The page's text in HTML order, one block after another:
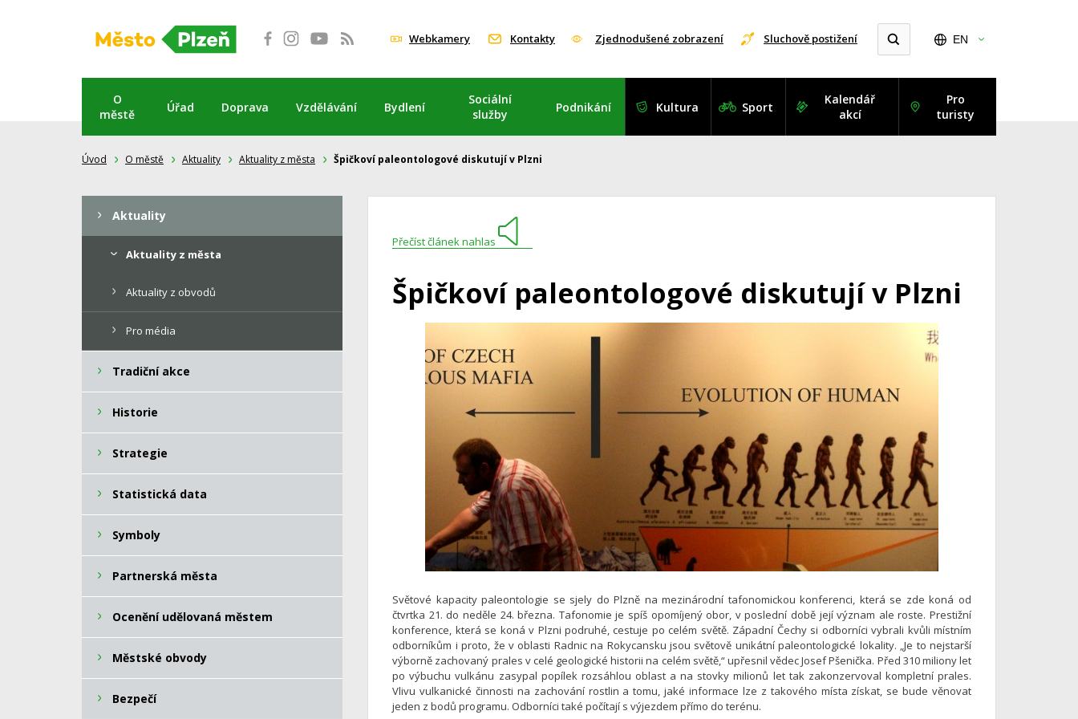
Webkamery Kontakty Zjednodušené zobrazení Sluchově postižení EN
O
městě
Úřad Doprava Vzdělávání Bydlení
Sociální
služby
Podnikání Kultura Sport
Kalendář
akcí
Pro
turisty
Úvod O městě Aktuality Aktuality z města Špičkoví paleontologové diskutují v Plzni
Přečíst článek nahlas
Špičkoví paleontologové diskutují v Plzni
Světové kapacity paleontologie se sjely do Plzně na mezinárodní tafonomickou konferenci, která se zde koná od
čtvrtka 21. do neděle 24. března. Tafonomie je spíš opomíjený obor, v poslední době její význam ale roste. Prestižní
konference, která se koná v Plzni podruhé, cestuje po celém světě. Západní Čechy si odborníci vybrali kvůli místním
odborníkům i proto, že v oblasti Radnic na Rokycansku jsou světově unikátní paleontologické lokality. „Je to nejstarší
výborně zachovaný prales v celé geologické historii na celém světě,“ upřesnil vědec Josef Pšenička. Před 310 miliony let
po výbuchu vulkánu zasypal popílek rozsáhlou oblast a na stovky milionů let tak zakonzervoval kompletní prales.
Vlivu vulkanické činnosti na zachování rostlin a tomu, jaké informace lze z takového místa získat, se bude věnovat
jeden z bodů programu. Odborníci také počítají s výjezdem přímo do terénu.
Aktuality
Aktuality z města
Aktuality z obvodů
Pro média
Tradiční akce
Historie
Strategie
Statistická data
Symboly
Partnerská města
Ocenění udělovaná městem
Městské obvody
Bezpečí